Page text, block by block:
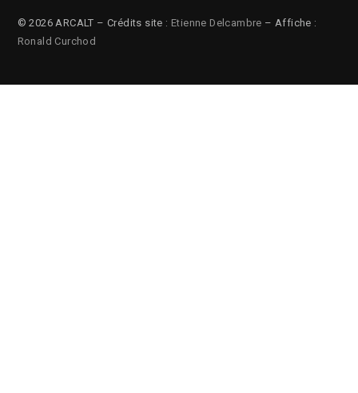
© 2026 ARCALT – Crédits site : Etienne Delcambre – Affiche :
Ronald Curchod